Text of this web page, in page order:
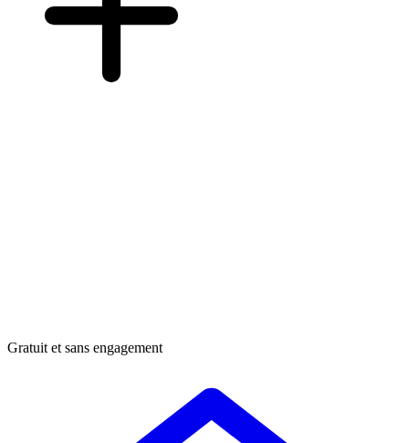
Gratuit et sans engagement